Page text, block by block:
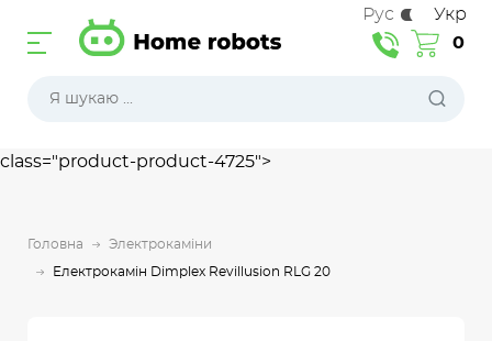
class="product-product-4725">
0
Рус Укр
Головна Электрокаміни
Електрокамін Dimplex Revillusion RLG 20